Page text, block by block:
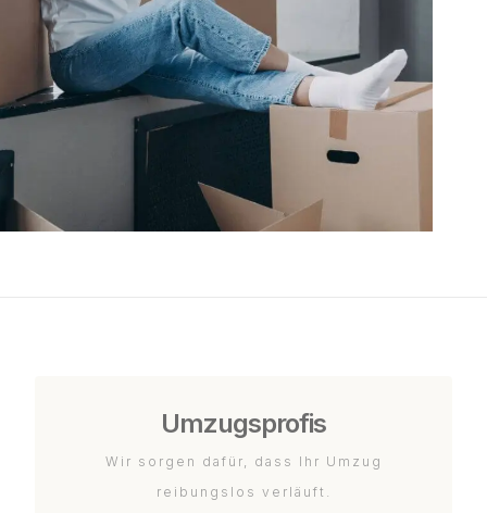
Umzugsprofis
Wir sorgen dafür, dass Ihr Umzug
reibungslos verläuft.